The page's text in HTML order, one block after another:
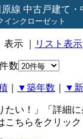
線 中古戸建て・
インクローゼット
示 ｜ リスト表示
数
▼築年数 ▼
たい！」「詳細に
こちらをクリック